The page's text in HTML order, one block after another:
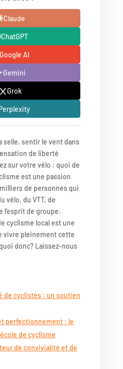
Claude
ChatGPT
AI
Gemini
Grok
selle, sentir le vent dans
de liberté
sur votre vélo : quoi de
est une passion
de personnes qui
vélo, du VTT, de
l’esprit de groupe.
cyclisme local est une
vivre pleinement cette
donc? Laissez-nous
de cyclistes : un soutien
perfectionnement : le
de cyclisme
de convivialité et de